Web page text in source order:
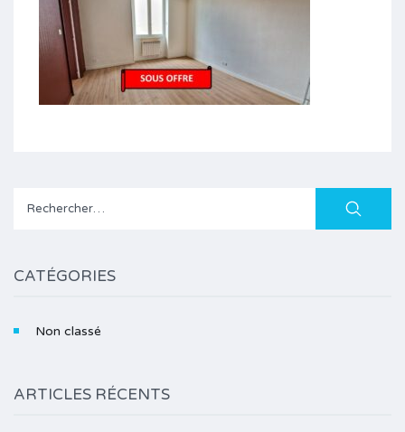
Rechercher :
CATÉGORIES
Non classé
ARTICLES RÉCENTS